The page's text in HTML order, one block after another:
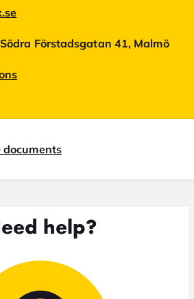
Förstadsgatan 41, Malmö
documents
help?